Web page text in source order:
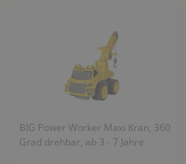
BIG Power Worker Maxi Kran, 360
Grad drehbar, ab 3 - 7 Jahre